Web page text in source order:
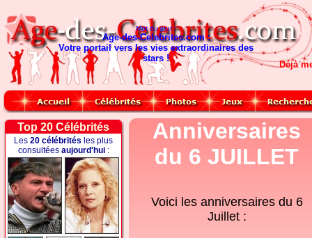
Mot du jour :
Age-des-Celebrites.com :
Votre portail vers les vies extraordinaires des
stars !
Déjà
Top 20 Célébrités
Les 20 célébrités les plus
consultées aujourd'hui:
Anniversaires
du 6 JUILLET
Voici les anniversaires du 6
Juillet :